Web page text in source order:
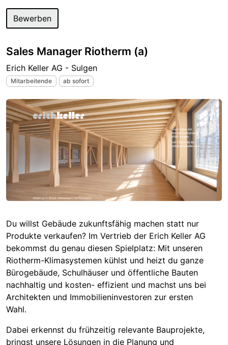
Bewerben
Sales Manager Riotherm (a)
Erich Keller AG - Sulgen
Mitarbeitende ab sofort
Du willst Gebäude zukunftsfähig machen statt nur
Produkte verkaufen? Im Vertrieb der Erich Keller AG
bekommst du genau diesen Spielplatz: Mit unseren
Riotherm-Klimasystemen kühlst und heizt du ganze
Bürogebäude, Schulhäuser und öffentliche Bauten
nachhaltig und kosten- effizient und machst uns bei
Architekten und Immobilieninvestoren zur ersten
Wahl.
Dabei erkennst du frühzeitig relevante Bauprojekte,
bringst unsere Lösungen in die Planung und